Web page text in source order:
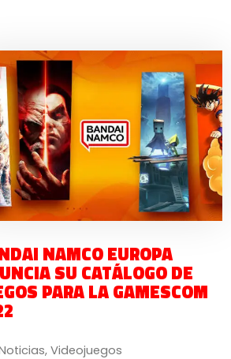
NAMCO EUROPA
SU CATÁLOGO DE
PARA LA GAMESCOM
,Videojuegos